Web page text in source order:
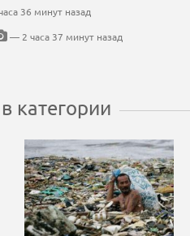
36 минут назад
— 2 часа 37 минут назад
категории